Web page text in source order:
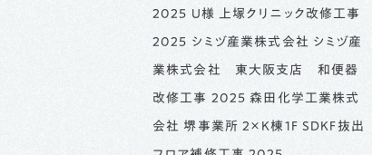
2025 Ｕ様 上塚クリニック改修工事
2025 シミヅ産業株式会社 シミヅ産
業株式会社 東大阪支店 和便器
改修工事 2025 森田化学工業株式
会社 堺事業所 2×K棟1F SDKF抜出